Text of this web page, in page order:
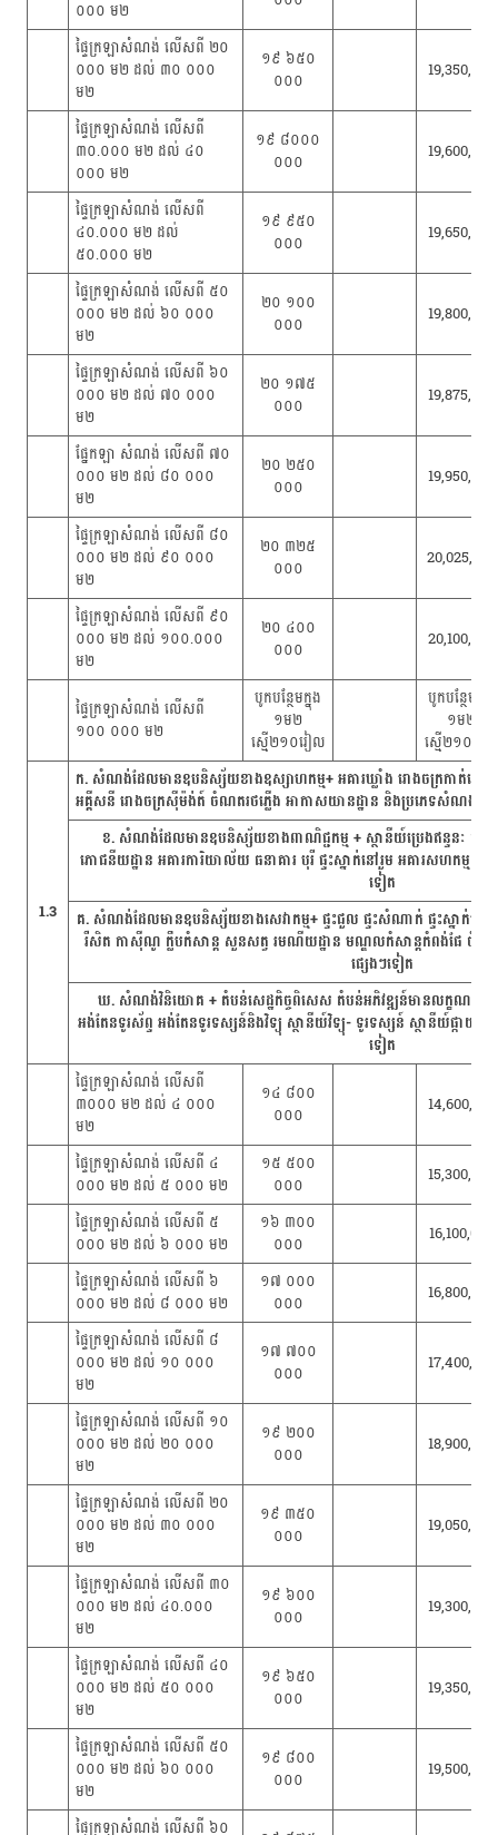
០០០ ម២
ផ្ទៃក្រឡាសំណង់ លើសពី ២០
០០០ ម២ ដល់ ៣០ ០០០
ម២
១៩ ៦៥០
០០០
19,350,000
ផ្ទៃក្រឡាសំណង់ លើសពី
៣០.០០០ ម២ ដល់ ៤០
០០០ ម២
១៩ ៨០០០
០០០
19,600,000
ផ្ទៃក្រឡាសំណង់ លើសពី
៤០.០០០ ម២ ដល់
៥០.០០០ ម២
១៩ ៩៥០
០០០
19,650,000
ផ្ទៃក្រឡាសំណង់ លើសពី ៥០
០០០ ម២ ដល់ ៦០ ០០០
ម២
២០ ១០០
០០០
19,800,000
ផ្ទៃក្រឡាសំណង់ លើសពី ៦០
០០០ ម២ ដល់ ៧០ ០០០
ម២
២០ ១៧៥
០០០
19,875,000
ផ្នែកឡា សំណង់ លើសពី ៧០
០០០ ម២ ដល់ ៨០ ០០០
ម២
២០ ២៥០
០០០
19,950,000
ផ្ទៃក្រឡាសំណង់ លើសពី ៨០
០០០ ម២ ដល់ ៩០ ០០០
ម២
២០ ៣២៥
០០០
20,025,000
ផ្ទៃក្រឡាសំណង់ លើសពី ៩០
០០០ ម២ ដល់ ១០០.០០០
ម២
២០ ៤០០
០០០
20,100,000
ផ្ទៃក្រឡាសំណង់ លើសពី
១០០ ០០០ ម២
បូកបន្ថែមក្នុង
១ម២
ស្មើ២១០រៀល
បូកបន្ថែមក្នុង
១ម២
ស្មើ២១០រៀល
1.3
ក. សំណង់ដែលមានឧបនិស្ស័យខាងឧស្សាហកម្ម+ អគារឃ្លាំង រោងចក្រកាត់ដេរគ្រ
អគ្គីសនី រោងចក្រស៊ីម៉ង់ត៍ ចំណតរថភ្លើង អាកាសយានដ្ឋាន និងប្រភេទសំណង់ឧស្
ខ. សំណង់ដែលមានឧបនិស្ស័យខាងពាណិជ្ជកម្ម + ស្ថានីយ៍ប្រេងឥន្ទនៈ កន្ល
ភោជនីយដ្ឋាន អគារការិយាល័យ ធនាគារ បុរី ផ្ទះស្នាក់នៅរួម អគារសហកម្មសិ
ទៀត
គ. សំណង់ដែលមានឧបនិស្ស័យខាងសេវាកម្ម+ ផ្ទះជួល ផ្ទះសំណាក់ ផ្ទះស្នាក់នៅ
រឺសិត កាស៊ីណូ ក្លឹបកំសាន្ត សួនសត្វ រមណីយដ្ឋាន មណ្ឌលកំសាន្តកំពង់ផែ ចំណ
ផ្សេងៗទៀត
ឃ. សំណង់វិនិយោគ + តំបន់សេដ្ឋកិច្ចពិសេស តំបន់អភិវឌ្ឍន៍មានលក្ខណៈជាក្
អង់តែនទូរស័ព្ទ អង់តែនទូរទស្សន៍និងវិទ្យុ ស្ថានីយ៍វិទ្យុ- ទូរទស្សន៍ ស្ថានីយ៍ផ្កា
ទៀត
ផ្ទៃក្រឡាសំណង់ លើសពី
៣០០០ ម២ ដល់ ៤ ០០០
ម២
១៤​​ ៨០០
០០០
14,600,000
ផ្ទៃក្រឡាសំណង់ លើសពី ៤
០០០ ម២ ដល់ ៥ ០០០ ម២
១៥ ៥០០
០០០
15,300,000
ផ្ទៃក្រឡាសំណង់ លើសពី ៥
០០០ ម២ ដល់ ៦ ០០០ ម២
១៦ ៣០០
០០០
16,100,000
ផ្ទៃក្រឡាសំណង់ លើសពី ៦
០០០ ម២ ដល់ ៨ ០០០ ម២
១៧ ០០០
០០០
16,800,000
ផ្ទៃក្រឡាសំណង់ លើសពី ៨
០០០ ម២ ដល់ ១០ ០០០
ម២
១៧ ៧០០
០០០
17,400,000
ផ្ទៃក្រឡាសំណង់ លើសពី ១០
០០០ ម២ ដល់ ២០ ០០០
ម២
១៩ ២០០
០០០
18,900,000
ផ្ទៃក្រឡាសំណង់ លើសពី ២០
០០០ ម២ ដល់ ៣០ ០០០
ម២
១៩ ៣៥០
០០០
19,050,000
ផ្ទៃក្រឡាសំណង់ លើសពី ៣០
០០០ ម២ ដល់ ៤០.០០០
ម២
១៩ ៦០០
០០០
19,300,000
ផ្ទៃក្រឡាសំណង់ លើសពី ៤០
០០០ ម២ ដល់ ៥០ ០០០
ម២
១៩ ៦៥០
០០០
19,350,000
ផ្ទៃក្រឡាសំណង់ លើសពី ៥០
០០០ ម២ ដល់ ៦០ ០០០
ម២
១៩ ៨០០
០០០
19,500,000
ផ្ទៃក្រឡាសំណង់ លើសពី ៦០